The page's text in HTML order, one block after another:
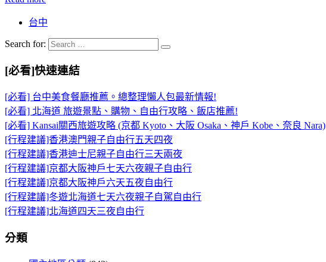
台中
Search for:
[必看]快速連結
[必看] 台中美食餐廳推薦。總整理懶人包最新情報!
[必看] 北海道 旅遊景點、購物、自由行攻略、飯店推薦!
[必看] Kansai關西旅遊攻略 (京都 Kyoto、大阪 Osaka、神戶 Kobe、奈良 Nara)
[行程建議]香港澳門親子自由行五天四夜
[行程建議]香港迪士尼親子自由行三天兩夜
[行程建議]京都大阪神戶七天六夜親子自由行
[行程建議]京都大阪神戶六天五夜自由行
[行程建議]冬遊北海道七天六夜親子自駕自由行
[行程建議]北海道四天三夜自由行
分類